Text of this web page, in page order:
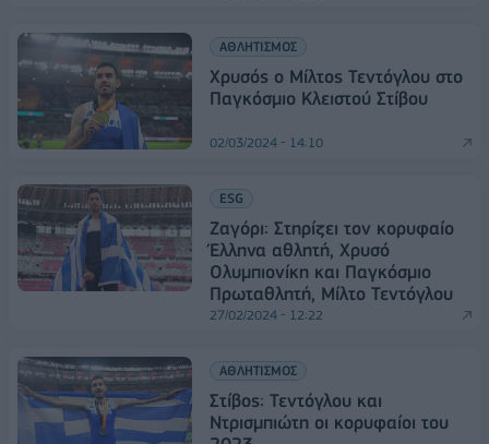
ΑΘΛΗΤΙΣΜΟΣ
Χρυσός ο Μίλτος Τεντόγλου στο
Παγκόσμιο Κλειστού Στίβου
02/03/2024 - 14:10
ESG
Ζαγόρι: Στηρίζει τον κορυφαίο
Έλληνα αθλητή, Χρυσό
Ολυμπιονίκη και Παγκόσμιο
Πρωταθλητή, Μίλτο Τεντόγλου
27/02/2024 - 12:22
ΑΘΛΗΤΙΣΜΟΣ
Στίβος: Τεντόγλου και
Ντρισμπιώτη οι κορυφαίοι του